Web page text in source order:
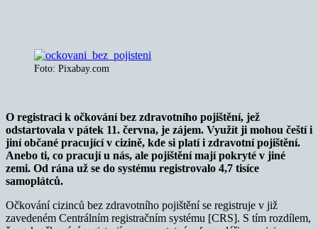
Foto: Pixabay.com
O registraci k očkování bez zdravotního pojištění, jež
odstartovala v pátek 11. června, je zájem. Využít ji mohou čeští i
jiní občané pracující v cizině, kde si platí i zdravotní pojištění.
Anebo ti, co pracují u nás, ale pojištění mají pokryté v jiné
zemi. Od rána už se do systému registrovalo 4,7 tisíce
samoplátců.
Očkování cizinců bez zdravotního pojištění se registruje v již
zavedeném Centrálním registračním systému [CRS]. S tím rozdílem,